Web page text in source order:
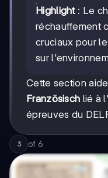
Highlight: Le
réchauffement
cruciaux pour
sur
Cette section
Französisch lié à
épreuves du
3 of 6